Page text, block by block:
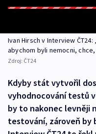
Ivan Hirsch v Interview ČT24:
abychom byli nemocni,
Zdroj: ČT24
Kdyby stát vytvořil
vyhodnocování testů
by to nakonec levněji
testování, zároveň by